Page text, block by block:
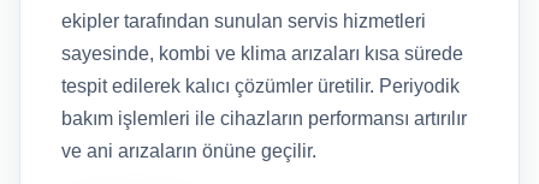
ekipler tarafından sunulan servis hizmetleri
sayesinde, kombi ve klima arızaları kısa sürede
tespit edilerek kalıcı çözümler üretilir. Periyodik
bakım işlemleri ile cihazların performansı artırılır
ve ani arızaların önüne geçilir.